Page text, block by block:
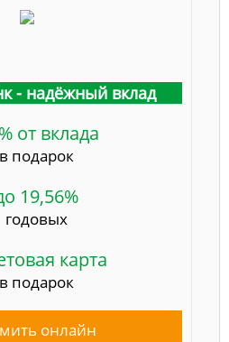
- надёжный вклад
от вклада
в подарок
19,56%
годовых
карта
в подарок
онлайн